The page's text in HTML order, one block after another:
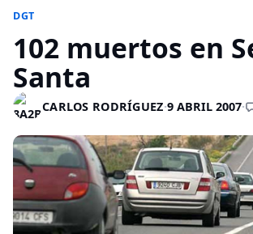
DGT
102 muertos en
Santa
CARLOS RODRÍGUEZ·9 ABRIL 2007·